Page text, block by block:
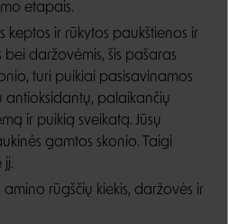
etapais.
keptos ir rūkytos paukštienos ir
bei daržovėmis, šis pašaras
turi puikiai pasisavinamos
antioksidantų, palaikančių
ir puikią sveikatą. Jūsų
gamtos skonio. Taigi
jį.
rūgščių kiekis, daržovės ir